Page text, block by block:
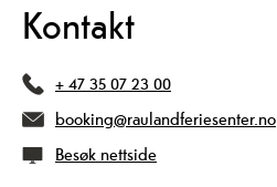
Kontakt
+ 47 35 07 23 00
booking@raulandferiesenter.no
Besøk nettside